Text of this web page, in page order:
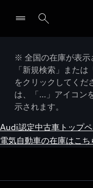
※ 全国の在庫が表示
「新規検索」または
をクリックしてくだ
は、「…」アイコン
示されます。
Audi認定中古車トップ
電気自動車の在庫はこち